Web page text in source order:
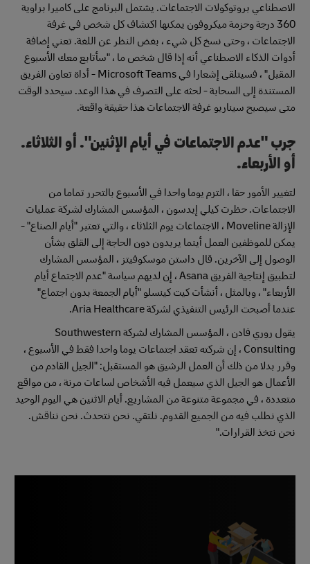
الاصطناعي بروتوكولات الاجتماعات. يشتمل البرنامج على كاميرا بزاوية
360 درجة وحزمة ميكروفون يمكنها اكتشاف كل شخص في غرفة
الاجتماعات ، وحتى نسخ كل شيء ، بغض النظر عن اللغة. تعني إضافة
أدوات الذكاء الاصطناعي أنه إذا قال شخص ما ، "سأتابع معك الأسبوع
المقبل" ، فسيتلقى إشعارا في Microsoft Teams - أداة تعاون الفريق
المستندة إلى السحابة - لحثه على التصرف في هذا الوعد. سيحدد الوقت
متى سيصبح سيناريو غرفة الاجتماعات هذا حقيقة واقعة.
جرب "عدم الاجتماعات في أيام الإثنين". أو الثلاثاء.
أو الأربعاء.
لتغيير الأمور حقا ، التزم يوما واحدا في الأسبوع بالتحرر تماما من
الاجتماعات. حظرت كيلي إيدسون ، المؤسس المشارك لشركة عمليات
الإزالة Moveline ، الاجتماعات يوم الثلاثاء ، والتي تعتبر "أيام الصناع" -
يمكن للموظفين العمل أينما يريدون دون الحاجة إلى القلق بشأن
الوصول إلى الآخرين. قال داستن موسكوفيتز ، المؤسس المشارك
لتطبيق إنتاجية الفريق Asana ، إن لديهم سياسة "عدم الاجتماع أيام
الأربعاء" ، وبالمثل ، أنشأت كيت كينسلو "أيام الجمعة بدون اجتماع"
عندما أصبحت الرئيس التنفيذي لشركة Aria Healthcare.
يقول روري فادن ، المؤسس المشارك لشركة Southwestern
Consulting ، إن شركته تعقد اجتماعات يوما واحدا فقط في الأسبوع ،
وقرر بدلا من ذلك أن العمل الرشيق هو المستقبل: "الجيل القادم من
الأعمال هو الجيل الذي سيعمل فيه الأشخاص لساعات مرنة ، من مواقع
متعددة ، في مجموعة متنوعة من المشاريع. أيام الاثنين هي اليوم الوحيد
الذي نطلب فيه من الجميع القدوم. نلتقي. نحن نتحدث. نحن نناقش.
نحن نتخذ القرارات."